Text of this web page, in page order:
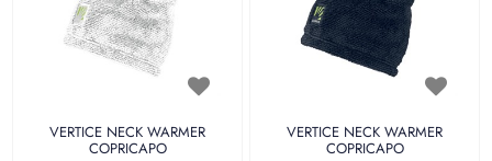
VERTICE NECK WARMER
COPRICAPO
VERTICE NECK WARMER
COPRICAPO